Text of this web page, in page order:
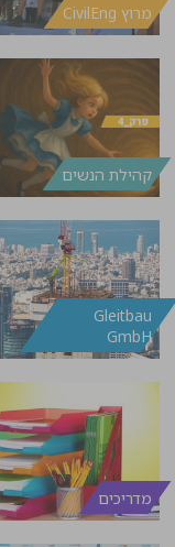
מרוץ CivilEng
קהילת הנשים
Gleitbau
GmbH
מדריכים